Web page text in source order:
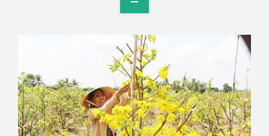
GREEN SOLUTIONS
NEWS & EVENTS
CONTACT